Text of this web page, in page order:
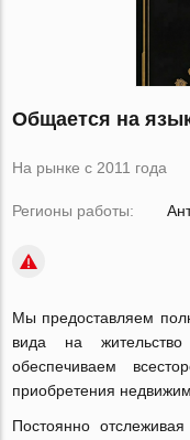
Общается на
На рынке с 2011 года
Регионы работы:
Мы предоставляем
вида на
обеспечиваем
приобретения
Постоянно